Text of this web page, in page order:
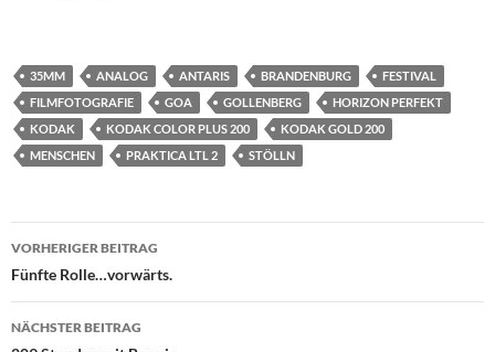
35MM ANALOG ANTARIS BRANDENBURG
FESTIVAL
FILMFOTOGRAFIE
GOA GOLLENBERG
HORIZON PERFEKT
KODAK
KODAK COLOR PLUS 200
KODAK GOLD 200
MENSCHEN
PRAKTICA LTL 2 STÖLLN
Beitragsnavigation
VORHERIGER BEITRAG
Fünfte Rolle…vorwärts.
NÄCHSTER BEITRAG